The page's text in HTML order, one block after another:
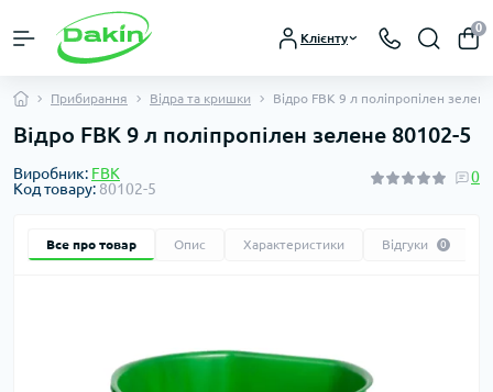
Клієнту
0
Прибирання Відра та кришки Відро FBK 9 л поліпропілен
Відро FBK 9 л поліпропілен зелене 80102-5
Виробник: FBK
Код товару: 80102-5
0
Все про товар Опис Характеристики Відгуки 0